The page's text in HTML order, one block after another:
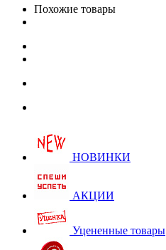
Похожие товары
НОВИНКИ
АКЦИИ
Уцененные товары